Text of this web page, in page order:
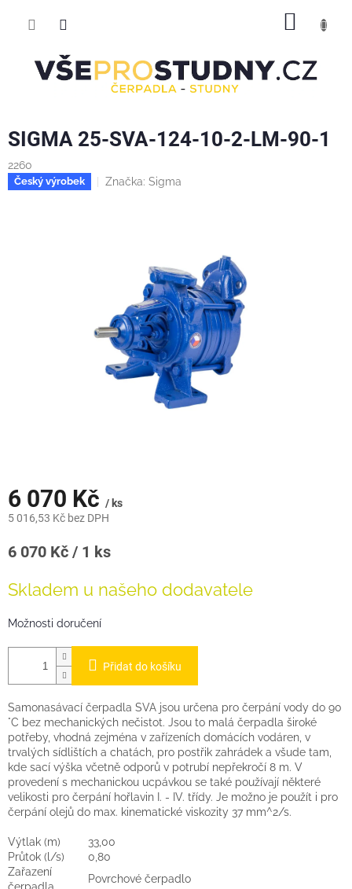
SIGMA 25-SVA-124-10-2-LM-90-1
2260
Český výrobek Značka: Sigma
6 070 Kč / ks
5 016,53 Kč bez DPH
Měrná
6 070 Kč / 1 ks
Skladem u našeho dodavatele
Možnosti doručení
Přidat do košíku
Samonasávací čerpadla SVA jsou určena pro čerpání vody do 90
°C bez mechanických nečistot. Jsou to malá čerpadla široké
potřeby, vhodná zejména v zařízeních domácích vodáren, v
trvalých sídlištích a chatách, pro postřik zahrádek a všude tam,
kde sací výška včetně odporů v potrubí nepřekročí 8 m. V
provedení s mechanickou ucpávkou se také používají některé
velikosti pro čerpání hořlavin I. - IV. třídy. Je možno je použít i pro
čerpání olejů do max. kinematické viskozity 37 mm^2/s.
Výtlak (m)
33,00
Průtok (l/s)
0,80
Zařazení
Povrchové čerpadlo